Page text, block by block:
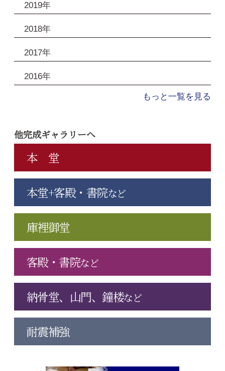
2019年
2018年
2017年
2016年
もっと一覧を見る
他完成ギャラリーへ
本 堂
本堂+客殿・書院など
庫裡御堂
客殿・書院など
納骨堂、山門、鐘楼など
耐震補強